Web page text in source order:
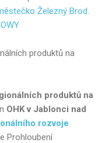
Železný Brod.
produktů na
produktů na
OHK v Jablonci nad
rozvoje
Prohloubení